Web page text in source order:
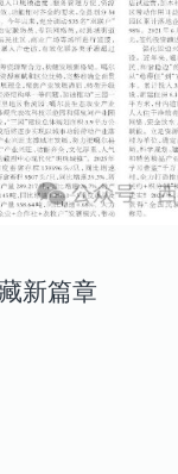
新篇章